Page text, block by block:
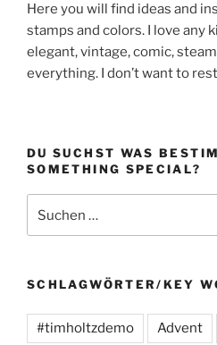
Here you will find ideas and
stamps and colors. I love any
elegant, vintage, comic,
everything. I don’t want to
DU SUCHST WAS
SOMETHING SPECIAL?
nach:
SCHLAGWÖRTER/KEY
#timholtzdemo Advent